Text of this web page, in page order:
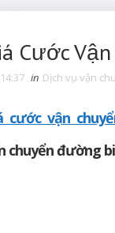
Cước
14:37 in Dịch vụ vận
cước vận
chuyển đường